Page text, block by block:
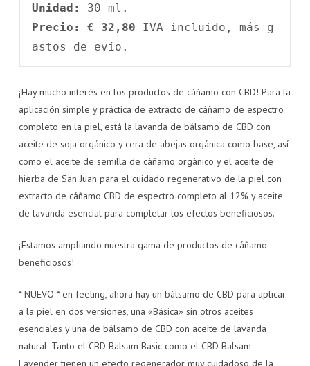
Unidad:
Precio: € 32,80 IVA incluido, más g
astos de evío.
¡Hay mucho interés en los productos de cáñamo con CBD! Para la
aplicación simple y práctica de extracto de cáñamo de espectro
completo en la piel, está la lavanda de bálsamo de CBD con
aceite de soja orgánico y cera de abejas orgánica como base, así
como el aceite de semilla de cáñamo orgánico y el aceite de
hierba de San Juan para el cuidado regenerativo de la piel con
extracto de cáñamo CBD de espectro completo al 12% y aceite
de lavanda esencial para completar los efectos beneficiosos.
¡Estamos ampliando nuestra gama de productos de cáñamo
beneficiosos!
* NUEVO * en feeling, ahora hay un bálsamo de CBD para aplicar
a la piel en dos versiones, una «Básica» sin otros aceites
esenciales y una de bálsamo de CBD con aceite de lavanda
natural. Tanto el CBD Balsam Basic como el CBD Balsam
Lavender tienen un efecto regenerador muy cuidadoso de la